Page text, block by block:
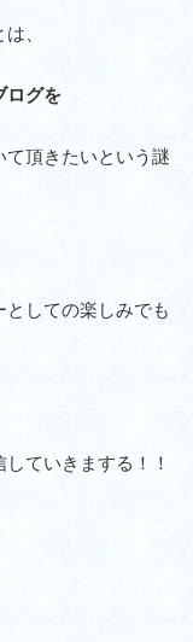
、
ログを
頂きたいという謎
しての楽しみでも
ていきまする！！